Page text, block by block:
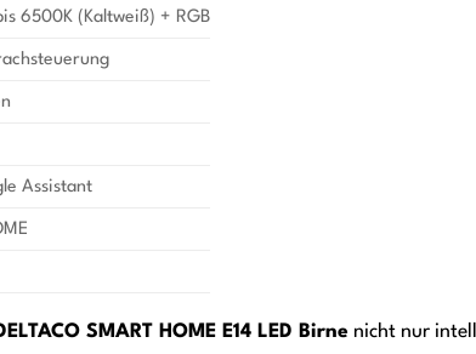
6500K (Kaltweiß) + RGB
Assistant
SMART HOME E14 LED Birne nicht nur